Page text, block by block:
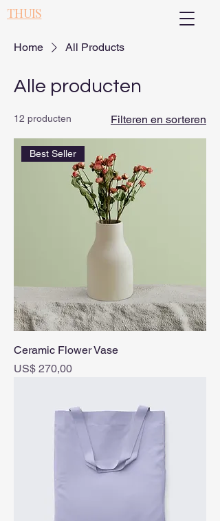
THUIS
Home All Products
Alle producten
12 producten Filteren en sorteren
Best Seller
Ceramic Flower Vase
Prijs
US$ 270,00